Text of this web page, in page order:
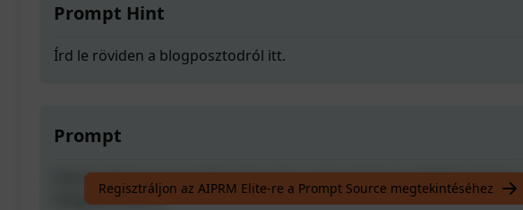
Prompt Hint
Írd le röviden a blogposztodról itt.
Prompt
Készíts SEO kulcsszavakkal teli címet, meta leírást és bővített leírást a
blogposztodhoz.
Regisztráljon az AIPRM Elite-re a Prompt Source megtekintéséhez